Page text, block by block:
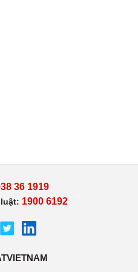
36 1919
1900 6192